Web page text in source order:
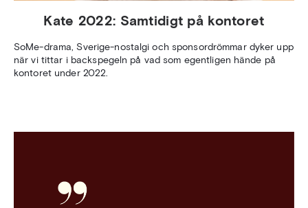
Kate 2022: Samtidigt på kontoret
SoMe-drama, Sverige-nostalgi och sponsordrömmar dyker upp
när vi tittar i backspegeln på vad som egentligen hände på
kontoret under 2022.